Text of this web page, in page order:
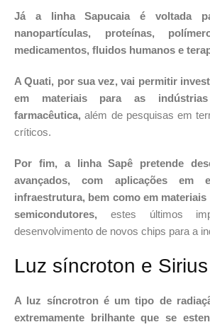
Já a linha Sapucaia é voltada
nanopartículas, proteínas,
medicamentos, fluidos humanos e
A Quati, por sua vez, vai permitir
em materiais para as
farmacêutica,além de pesquisas em
críticos.
Por fim, a linha Sapê pretende
avançados, com aplicações em
infraestrutura, bem como em
semicondutores, estes últimos
desenvolvimento de novos chips para a
Luz síncroton e Sirius
A luz síncrotron é um tipo de
extremamente brilhante que se